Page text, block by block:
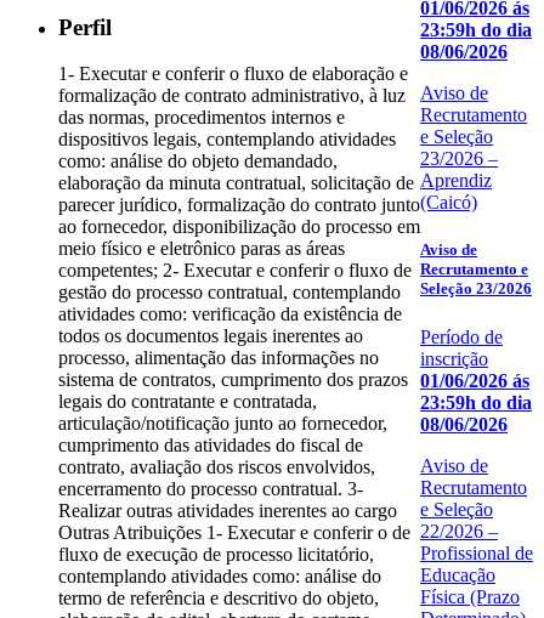
Perfil
1- Executar e conferir o fluxo de elaboração e
formalização de contrato administrativo, à luz
das normas, procedimentos internos e
dispositivos legais, contemplando atividades
como: análise do objeto demandado,
elaboração da minuta contratual, solicitação de
parecer jurídico, formalização do contrato junto
ao fornecedor, disponibilização do processo em
meio físico e eletrônico paras as áreas
competentes; 2- Executar e conferir o fluxo de
gestão do processo contratual, contemplando
atividades como: verificação da existência de
todos os documentos legais inerentes ao
processo, alimentação das informações no
sistema de contratos, cumprimento dos prazos
legais do contratante e contratada,
articulação/notificação junto ao fornecedor,
cumprimento das atividades do fiscal de
contrato, avaliação dos riscos envolvidos,
encerramento do processo contratual. 3-
Realizar outras atividades inerentes ao cargo
Outras Atribuições 1- Executar e conferir o de
fluxo de execução de processo licitatório,
contemplando atividades como: análise do
termo de referência e descritivo do objeto,
01/06/2026 ás
23:59h do dia
08/06/2026
Aviso de
Recrutamento
e Seleção
23/2026 –
Aprendiz
(Caicó)
Aviso de
Recrutamento e
Seleção 23/2026
Período de
inscrição
01/06/2026 ás
23:59h do dia
08/06/2026
Aviso de
Recrutamento
e Seleção
22/2026 –
Profissional de
Educação
Física (Prazo